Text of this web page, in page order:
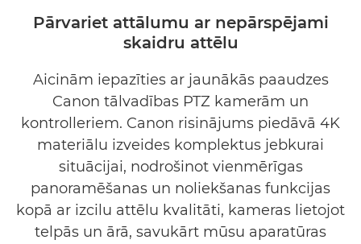
Pārvariet attālumu ar nepārspējami
skaidru attēlu
Aicinām iepazīties ar jaunākās paaudzes
Canon tālvadības PTZ kamerām un
kontrolleriem. Canon risinājums piedāvā 4K
materiālu izveides komplektus jebkurai
situācijai, nodrošinot vienmērīgas
panoramēšanas un noliekšanas funkcijas
kopā ar izcilu attēlu kvalitāti, kameras lietojot
telpās un ārā, savukārt mūsu aparatūras